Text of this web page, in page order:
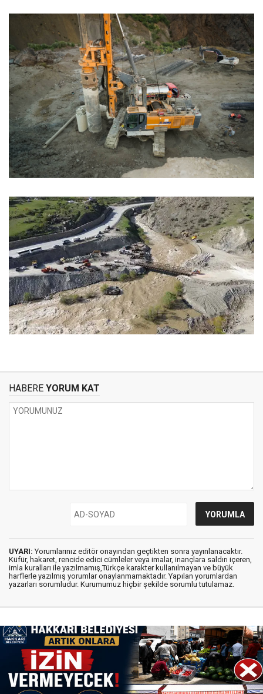
HABERE YORUM KAT
UYARI: Yorumlarınız editör onayından geçtikten sonra yayınlanacaktır.
Küfür, hakaret, rencide edici cümleler veya imalar, inançlara saldırı içeren,
imla kuralları ile yazılmamış,Türkçe karakter kullanılmayan ve büyük
harflerle yazılmış yorumlar onaylanmamaktadır. Yapılan yorumlardan
yazarları sorumludur. Kurumumuz hiçbir şekilde sorumlu tutulamaz.